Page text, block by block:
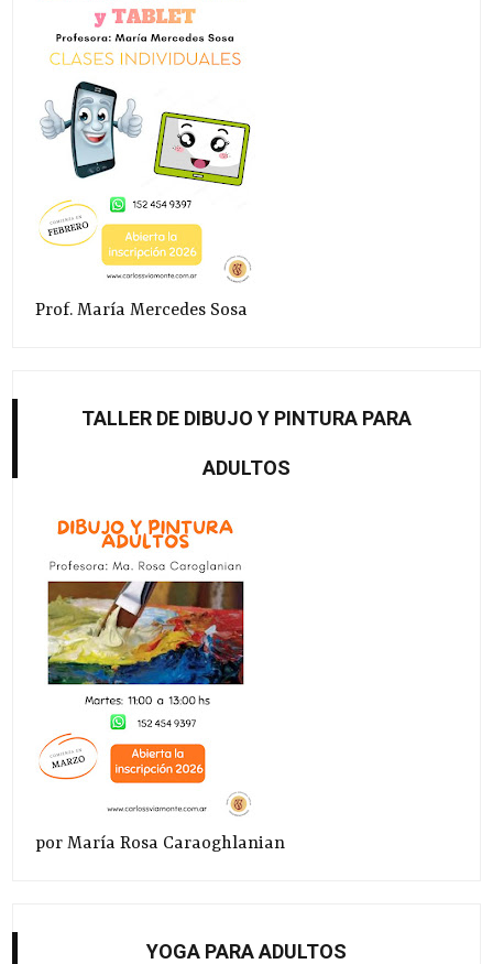
Prof. María Mercedes Sosa
TALLER DE DIBUJO Y PINTURA PARA
ADULTOS
por María Rosa Caraoghlanian
YOGA PARA ADULTOS